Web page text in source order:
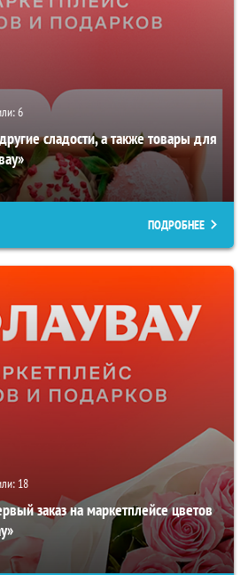
6
сладости, а также товары для
ПОДРОБНЕЕ
18
заказ на маркетплейсе цветов